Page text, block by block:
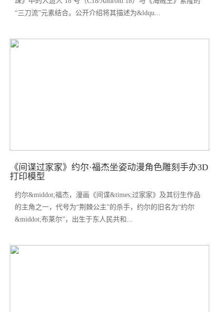
“三刀流”元素结合。公开介绍将其描述为&ldqu...
《间谍过家家》约尔·福杰坐姿动漫角色雕刻手办3D
打印模型
约尔&middot;福杰，漫画《间谍&times;过家家》及其衍生作品
的主角之一，代号为“荆棘公主”的杀手，约尔的旧名为“约尔
&middot;布莱尔”，出生于东人民共和...